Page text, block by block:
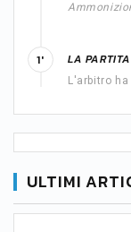
LA
L'arbitro
1'
ULTIMI